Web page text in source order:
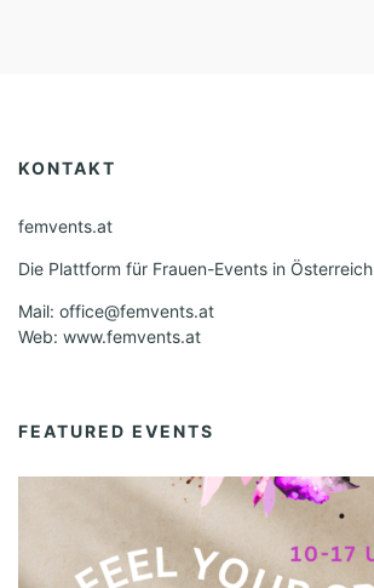
KONTAKT
femvents.at
Die Plattform für Frauen-Events in Österreich
Mail: office@femvents.at
Web: www.femvents.at
FEATURED EVENTS